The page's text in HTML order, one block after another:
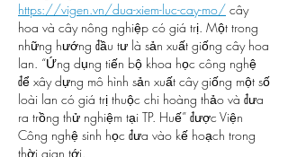
https://vigen.vn/dua-xiem-luc-cay-mo/ cây
hoa và cây nông nghiệp có giá trị. Một trong
những hướng đầu tư là sản xuất giống cây hoa
lan. “Ứng dụng tiến bộ khoa học công nghệ
để xây dựng mô hình sản xuất cây giống một số
loài lan có giá trị thuộc chi hoàng thảo và đưa
ra trồng thử nghiệm tại TP. Huế” được Viện
Công nghệ sinh học đưa vào kế hoạch trong
thời gian tới.